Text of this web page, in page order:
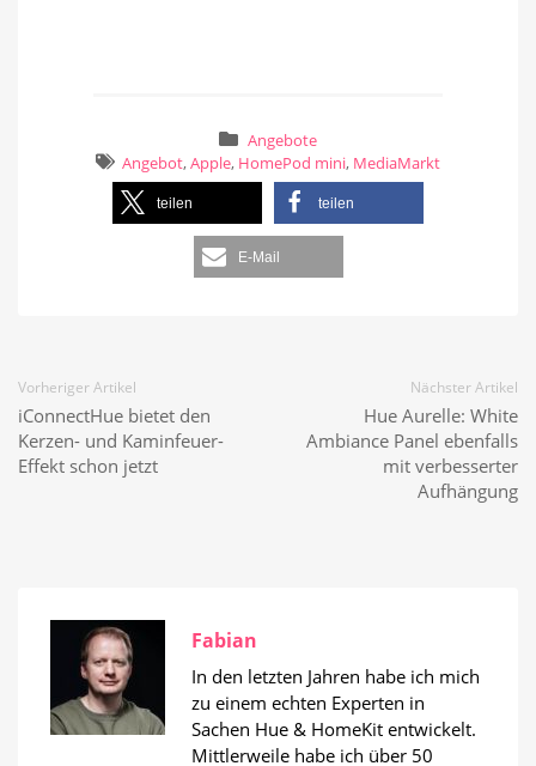
Angebote
Angebot,Apple, HomePod mini, MediaMarkt
teilen teilen
E-Mail
Vorheriger Artikel
iConnectHue bietet den
Kerzen- und Kaminfeuer-
Effekt schon jetzt
Nächster Artikel
Hue Aurelle: White
Ambiance Panel ebenfalls
mit verbesserter
Aufhängung
Fabian
In den letzten Jahren habe ich mich
zu einem echten Experten in
Sachen Hue & HomeKit entwickelt.
Mittlerweile habe ich über 50